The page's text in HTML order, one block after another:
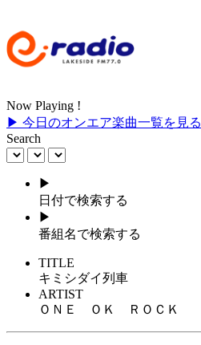
Now Playing !
▶ 今日のオンエア楽曲一覧を見る
Search
▶
日付で検索する
▶
番組名で検索する
TITLE
キミシダイ列車
ARTIST
ＯＮＥ ＯＫ ＲＯＣＫ